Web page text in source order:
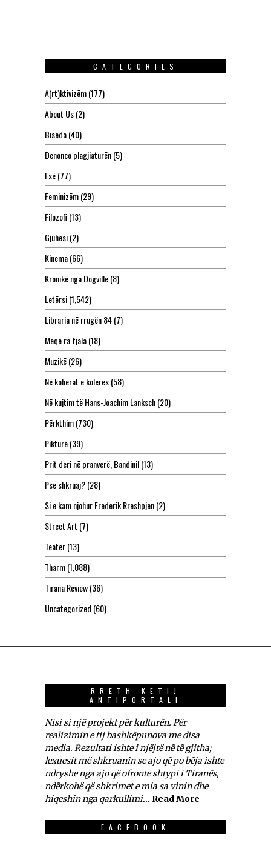
CATEGORIES
A(rt)ktivizëm(177)
About Us(2)
Biseda(40)
Denonco plagjiaturën(5)
Esé(77)
Feminizëm(29)
Filozofi (13)
Gjuhësi(2)
Kinema(66)
Kronikë nga Dogville(8)
Letërsi(1,542)
Libraria në rrugën 84(7)
Meqë ra fjala(18)
Muzikë(26)
Në kohërat e kolerës(58)
Në kujtim të Hans-Joachim Lanksch(20)
Përkthim(730)
Pikturë(39)
Prit deri në pranverë, Bandini!(13)
Pse shkruaj?(28)
Si e kam njohur Frederik Rreshpjen(2)
Street Art (7)
Teatër(13)
Tharm(1,088)
Tirana Review(36)
Uncategorized (60)
RRETH KËTIJ
ANTIPORTALI
Nisi si një projekt për kulturën. Për
realizimin e tij bashkëpunova me disa
media. Rezultati ishte i njëjtë në të gjitha;
lexuesit më shkruanin se ajo që po bëja ishte
ndryshe nga ajo që ofronte shtypi i Tiranës,
ndërkohë që shkrimet e mia sa vinin dhe
hiqeshin nga qarkullimi... Read More
FACEBOOK